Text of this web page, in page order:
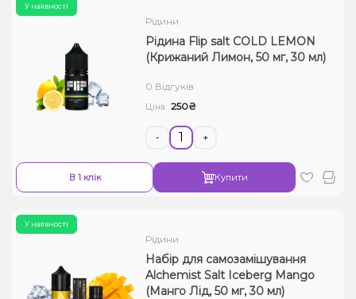
У наявності
Рідини
Рідина Flip salt COLD LEMON
(Крижаний Лимон, 50 мг, 30 мл)
0 Відгуків
Ціна: 250₴
- +
В 1 клік Купити
У наявності
Рідини
Набір для самозамішування
Alchemist Salt Iceberg Mango
(Манго Лід, 50 мг, 30 мл)